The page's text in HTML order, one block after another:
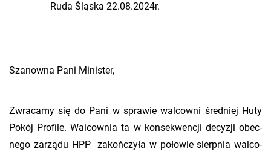
Ruda Ślą­ska 22.08.2024r.
Sza­now­na Pani Mi­ni­ster,
Zwra­ca­my się do Pani w spra­wie wal­cow­ni śred­niej Huty
Pokój Pro­fi­le. Wal­cow­nia ta w kon­se­kwen­cji de­cy­zji obec­
ne­go za­rzą­du HPP za­koń­czy­ła w po­ło­wie sierp­nia wal­co­